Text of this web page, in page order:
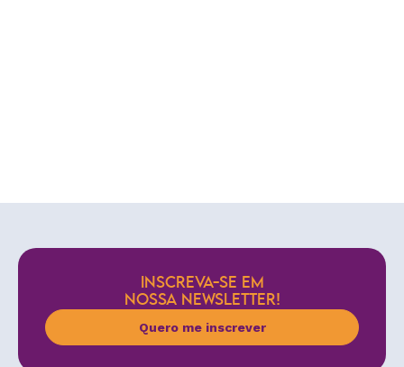
INSCREVA-SE EM
NOSSA NEWSLETTER!
Quero me inscrever